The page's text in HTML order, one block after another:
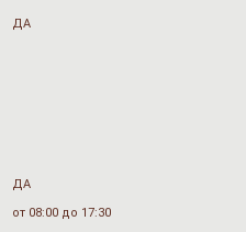
ДА
ДА
от 08:00 до 17:30